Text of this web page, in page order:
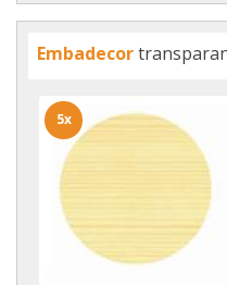
Embadecor
5x